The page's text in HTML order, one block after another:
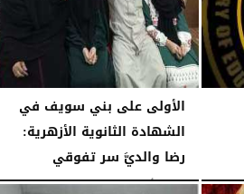
الأولى على بني سويف في
الشهادة الثانوية الأزهرية:
رضا والديَّ سر تفوقي
الجمعة، 2 أغسطس 2024 01:03 صـ